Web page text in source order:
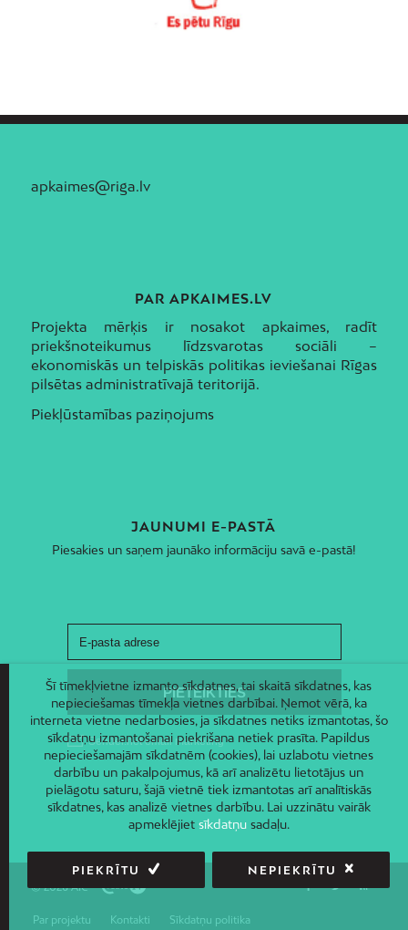
apkaimes@riga.lv
PAR APKAIMES.LV
Projekta mērķis ir nosakot apkaimes, radīt
priekšnoteikumus līdzsvarotas sociāli –
ekonomiskās un telpiskās politikas ieviešanai Rīgas
pilsētas administratīvajā teritorijā.
Piekļūstamības paziņojums
JAUNUMI E-PASTĀ
Piesakies un saņem jaunāko informāciju savā e-pastā!
© 2026 AIC
Par projektu Kontakti Sīkdatņu politika
Šī tīmekļvietne izmanto sīkdatnes, tai skaitā sīkdatnes, kas
nepieciešamas tīmekļa vietnes darbībai. Ņemot vērā, ka
interneta vietne nedarbosies, ja sīkdatnes netiks izmantotas, šo
sīkdatņu izmantošanai piekrišana netiek prasīta. Papildus
nepieciešamajām sīkdatnēm (cookies), lai uzlabotu vietnes
darbību un pakalpojumus, kā arī analizētu lietotājus un
pielāgotu saturu, šajā vietnē tiek izmantotas arī analītiskās
sīkdatnes, kas analizē vietnes darbību. Lai uzzinātu vairāk
apmeklējiet sīkdatņusadaļu.
PIEKRĪTU NEPIEKRĪTU